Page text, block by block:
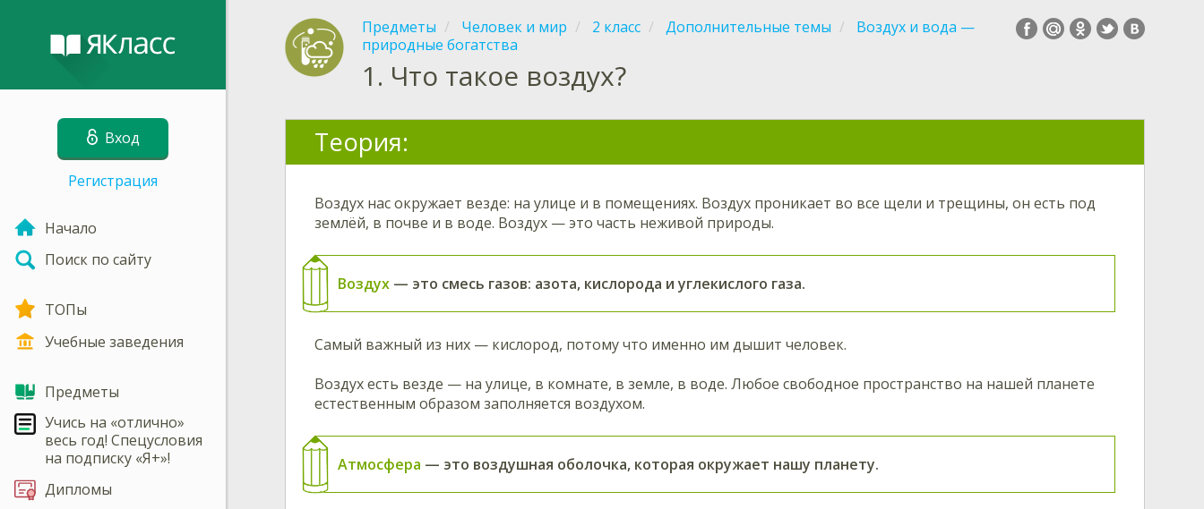
Вход
Регистрация
Начало
Поиск по сайту
ТОПы
Учебные заведения
Предметы
Учись на «отлично»
весь год! Спецусловия
на подписку «Я+»!
Дипломы
Предметы Человек и мир 2 класс Дополнительные темы
Воздух и вода —
природные богатства
1. Что такое воздух?
Теория:
Воздух нас окружает везде: на улице и в помещениях. Воздух проникает во все щели и трещины, он есть под
землёй, в почве и в воде. Воздух — это часть неживой природы.
Воздух — это смесь газов: азота, кислорода и углекислого газа.
Самый важный из них — кислород, потому что именно им дышит человек.
Воздух есть везде — на улице, в комнате, в земле, в воде. Любое свободное пространство на нашей планете
естественным образом заполняется воздухом.
Атмосфера — это воздушная оболочка, которая окружает нашу планету.